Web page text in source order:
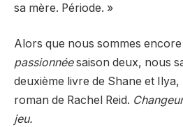
sa mère. Période. »
Alors que nous sommes encore
passionnéesaison deux, nous
deuxième livre de Shane et Ilya,
roman de Rachel Reid.
jeu.